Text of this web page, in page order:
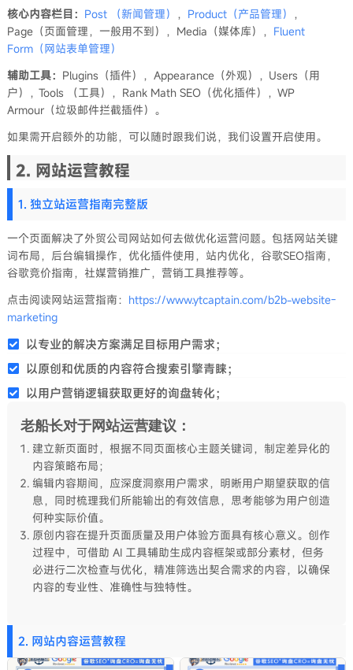
核心内容栏目： Post （新闻管理） ， Product（产品管理） ，
Page（页面管理，一般用不到），Media（媒体库）， Fluent
Form（网站表单管理）
辅助工具： Plugins（插件），Appearance（外观），Users（用
户），Tools （工具），Rank Math SEO（优化插件），WP
Armour（垃圾邮件拦截插件）。
如果需开启额外的功能，可以随时跟我们说，我们设置开启使用。
2. 网站运营教程
1. 独立站运营指南完整版
一个页面解决了外贸公司网站如何去做优化运营问题。包括网站关键
词布局，后台编辑操作，优化插件使用，站内优化，谷歌SEO指南，
谷歌竞价指南，社媒营销推广，营销工具推荐等。
点击阅读网站运营指南： https://www.ytcaptain.com/b2b-website-
marketing
以专业的解决方案满足目标用户需求；
以原创和优质的内容符合搜索引擎青睐；
以用户营销逻辑获取更好的询盘转化；
老船长对于网站运营建议：
建立新页面时，根据不同页面核心主题关键词，制定差异化的
内容策略布局；
编辑内容期间，应深度洞察用户需求，明晰用户期望获取的信
息，同时梳理我们所能输出的有效信息，思考能够为用户创造
何种实际价值。
原创内容在提升页面质量及用户体验方面具有核心意义。创作
过程中，可借助 AI 工具辅助生成内容框架或部分素材，但务
必进行二次检查与优化，精准筛选出契合需求的内容，以确保
内容的专业性、准确性与独特性。
2. 网站内容运营教程